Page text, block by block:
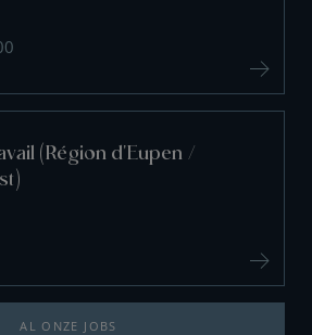
(Région d'Eupen /
AL ONZE JOBS